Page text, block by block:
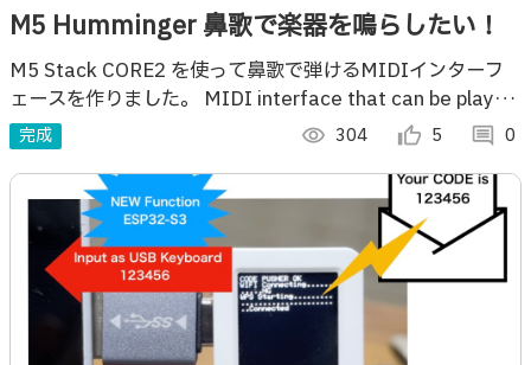
M5 Humminger 鼻歌で楽器を鳴らしたい！
M5 Stack CORE2 を使って鼻歌で弾けるMIDIインターフ
ェースを作りました。 MIDI interface that can be played
by humming
完成 visibility 304 thumb_up_alt 5 comment 0